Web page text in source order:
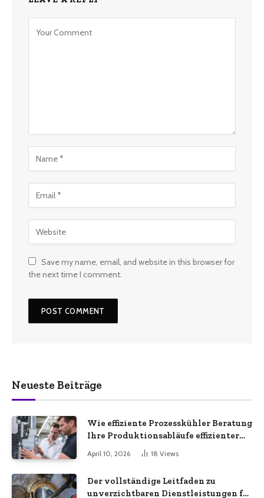
Save my name, email, and website in this browser for
the next time I comment.
Neueste Beiträge
Wie effiziente Prozesskühler Beratung
Ihre Produktionsabläufe effizienter
April 10, 2026 18 Views
Der vollständige Leitfaden zu
unverzichtbaren Dienstleistungen für